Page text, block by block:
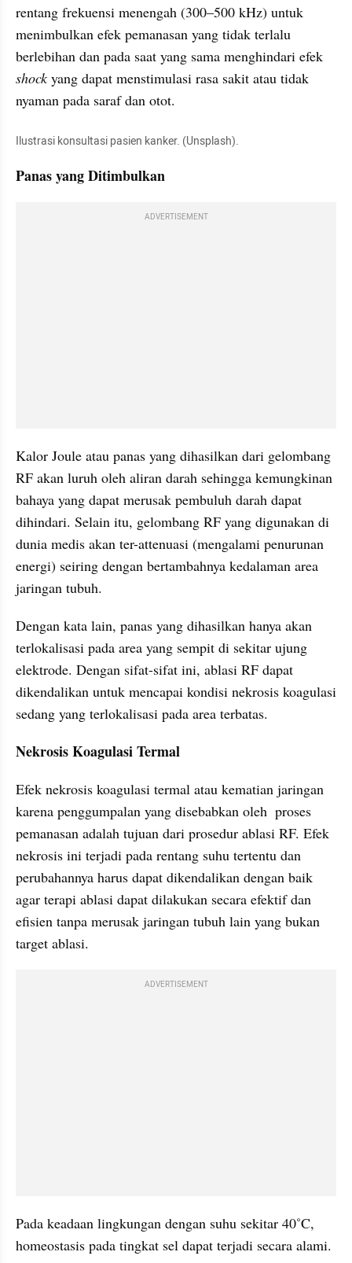
rentang frekuensi menengah (300–500 kHz) untuk
menimbulkan efek pemanasan yang tidak terlalu
shock yang dapat menstimulasi rasa sakit atau tidak
nyaman pada saraf dan otot.
Ilustrasi konsultasi pasien kanker. (Unsplash).
Panas yang Ditimbulkan
ADVERTISEMENT
Kalor Joule atau panas yang dihasilkan dari gelombang
RF akan luruh oleh aliran darah sehingga kemungkinan
bahaya yang dapat merusak pembuluh darah dapat
dihindari. Selain itu, gelombang RF yang digunakan di
dunia medis akan ter-attenuasi (mengalami penurunan
energi) seiring dengan bertambahnya kedalaman area
jaringan tubuh.
Dengan kata lain, panas yang dihasilkan hanya akan
terlokalisasi pada area yang sempit di sekitar ujung
elektrode. Dengan sifat-sifat ini, ablasi RF dapat
dikendalikan untuk mencapai kondisi nekrosis koagulasi
sedang yang terlokalisasi pada area terbatas.
Nekrosis Koagulasi Termal
Efek nekrosis koagulasi termal atau kematian jaringan
karena penggumpalan yang disebabkan oleh  proses
pemanasan adalah tujuan dari prosedur ablasi RF. Efek
nekrosis ini terjadi pada rentang suhu tertentu dan
perubahannya harus dapat dikendalikan dengan baik
agar terapi ablasi dapat dilakukan secara efektif dan
efisien tanpa merusak jaringan tubuh lain yang bukan
target ablasi.
ADVERTISEMENT
Pada keadaan lingkungan dengan suhu sekitar 40˚C,
homeostasis pada tingkat sel dapat terjadi secara alami.